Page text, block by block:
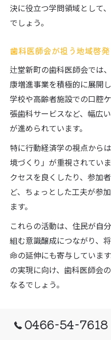
決に役立つ学問領域として
でしょう。
歯科医師会が担う地域啓
辻堂新町の歯科医師会では
康増進事業を積極的に展開
学校や高齢者施設での口腔
張歯科サービスなど、幅広
が進められています。
特に行動経済学の視点から
境づくり」が重視されてい
クセスを良くしたり、参加
ど、ちょっとした工夫が参
ます。
これらの活動は、住民が自
組む意識醸成につながり、
命の延伸にも寄与していま
の実現に向け、歯科医師会
なるでしょう。
歯科医師会連携がもたら
医科・歯科の連携強化によ
0466-54-7618